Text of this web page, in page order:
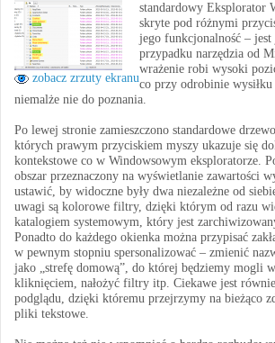
zobacz zrzuty ekranu
standardowy Eksplorator
skryte pod różnymi
jego funkcjonalność –
przypadku narzędzia od
wrażenie robi wysoki
co przy odrobinie
niemalże nie do poznania.
Po lewej stronie zamieszczono standardowe
których prawym przyciskiem myszy ukazuje się
kontekstowe co w Windowsowym eksploratorze.
obszar przeznaczony na wyświetlanie zawartości
ustawić, by widoczne były dwa niezależne od
uwagi są kolorowe filtry, dzięki którym od razu
katalogiem systemowym, który jest
Ponadto do każdego okienka można przypisać
w pewnym stopniu spersonalizować – zmienić
jako „strefę domową”, do której będziemy mogli
kliknięciem, nałożyć filtry itp. Ciekawe jest
podglądu, dzięki któremu przejrzymy na bieżąco
pliki tekstowe.